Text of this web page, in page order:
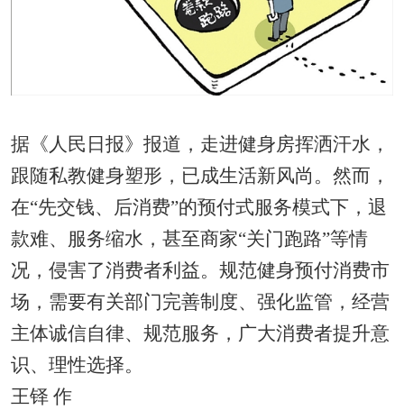
据《人民日报》报道，走进健身房挥洒汗水，
跟随私教健身塑形，已成生活新风尚。然而，
在“先交钱、后消费”的预付式服务模式下，退
款难、服务缩水，甚至商家“关门跑路”等情
况，侵害了消费者利益。规范健身预付消费市
场，需要有关部门完善制度、强化监管，经营
主体诚信自律、规范服务，广大消费者提升意
识、理性选择。
王铎 作